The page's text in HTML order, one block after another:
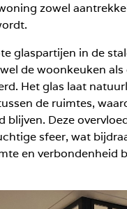
zowel
glaspartijen in de
de woonkeuken als
Het glas laat
de ruimtes,
blijven. Deze
sfeer, wat
en verbondenheid